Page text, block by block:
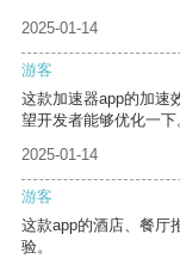
2025-01-14
游客
这款加速器app的加速
望开发者能够优化一下
2025-01-14
游客
这款app的酒店、餐厅
验。